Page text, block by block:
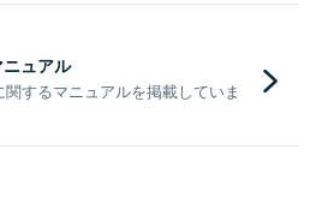
ュアル
するマニュアルを掲載していま